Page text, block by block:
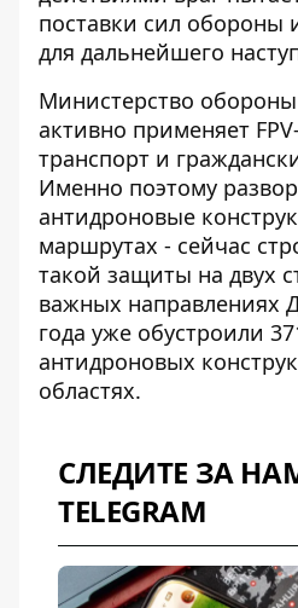
поставки сил обороны
для дальнейшего
Министерство
активно применяет
транспорт и
Именно поэтому
антидроновые
маршрутах - сейчас
такой защиты на двух
важных направлениях
года уже обустроили
антидроновых
областях.
СЛЕДИТЕ ЗА
TELEGRAM